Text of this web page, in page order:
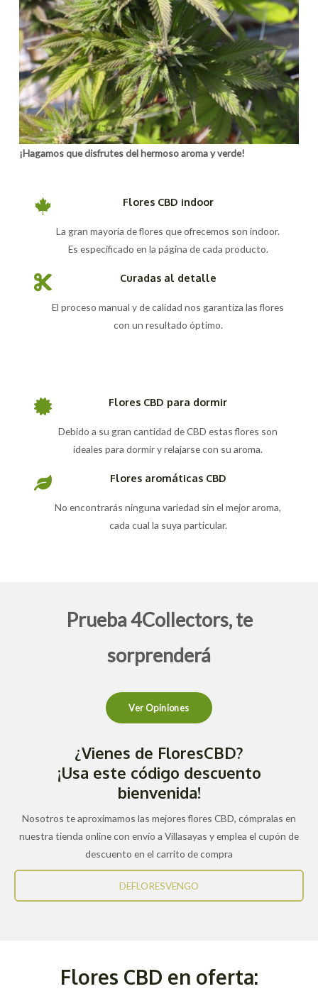
¡Hagamos que disfrutes del hermoso aroma y verde!
Flores CBD indoor
La gran mayoría de flores que ofrecemos son indoor.
Es especificado en la página de cada producto.
Curadas al detalle
El proceso manual y de calidad nos garantiza las flores
con un resultado óptimo.
Flores CBD para dormir
Debido a su gran cantidad de CBD estas flores son
ideales para dormir y relajarse con su aroma.
Flores aromáticas CBD
No encontrarás ninguna variedad sin el mejor aroma,
cada cual la suya particular.
Prueba 4Collectors, te
sorprenderá
Ver Opiniones
¿Vienes de FloresCBD?
¡Usa este código descuento
bienvenida!
Nosotros te aproximamos las mejores flores CBD, cómpralas en
nuestra tienda online con envío a Villasayas y emplea el cupón de
descuento en el carrito de compra
DEFLORESVENGO
Flores CBD en oferta: